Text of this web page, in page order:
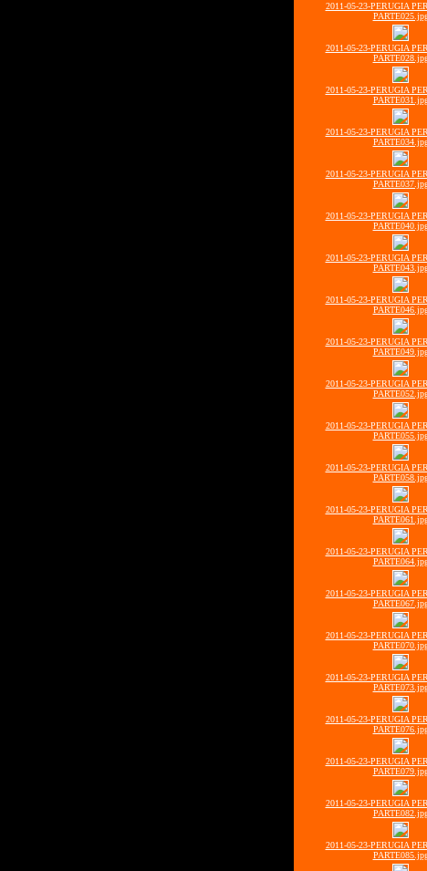
2011-05-23-PERUGIA
2011-05-23-PERUGIA
2011-05-23-PERUGIA
2011-05-23-PERUGIA
2011-05-23-PERUGIA
2011-05-23-PERUGIA
2011-05-23-PERUGIA
2011-05-23-PERUGIA
2011-05-23-PERUGIA
2011-05-23-PERUGIA
2011-05-23-PERUGIA
2011-05-23-PERUGIA
2011-05-23-PERUGIA
2011-05-23-PERUGIA
2011-05-23-PERUGIA
2011-05-23-PERUGIA
2011-05-23-PERUGIA
2011-05-23-PERUGIA
2011-05-23-PERUGIA
2011-05-23-PERUGIA
2011-05-23-PERUGIA